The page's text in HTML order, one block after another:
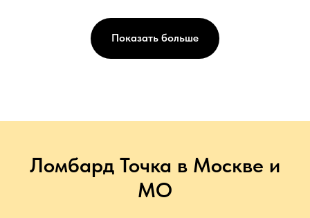
Показать больше
Ломбард Точка в Москве и
МО